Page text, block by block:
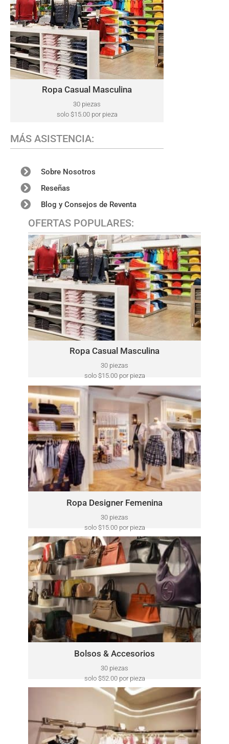
Ropa Casual Masculina
30 piezas
solo $15.00 por pieza
ROPA CASUAL MASCULINA
Este lote puede incluir una variedad de marcas,
como:
Polo Ralph Lauren, ​Tommy Hilfiger,
Kenneth Cole, Lacoste, Calvin Klein, Perry Ellis,
Nautica, North Face, y más.
Haga Clic Aquí
MÁS ASISTENCIA:
Sobre Nosotros
Reseñas
Blog y Consejos de Reventa
OFERTAS POPULARES:
Ropa Casual Masculina
30 piezas
solo $15.00 por pieza
ROPA CASUAL MASCULINA
Este lote puede incluir una variedad de marcas, como:
Polo Ralph Lauren, ​Tommy Hilfiger, Kenneth Cole,
Lacoste, Calvin Klein, Perry Ellis, Nautica, North Face, y
más.
Ropa Designer Femenina
30 piezas
solo $15.00 por pieza
ROPA DESIGNER FEMENINA
Este lote puede incluir una variedad de marcas, como:
Seven7, Anne Klein, Tommy Hilfiger, Donna Karan, Jones
New York, Michael Kors, y más.
Haga Clic Aquí
Bolsos & Accesorios
30 piezas
solo $52.00 por pieza
BOLSOS & ACCESORIOS
Este lote puede incluir una variedad de marcas, como:
Coach, Lucky Brand, Guess, Marc Fisher, Nine West,
Steve Madden y más.
Haga Clic Aquí
VESTIDOS Y TRAJES FEMENINOS